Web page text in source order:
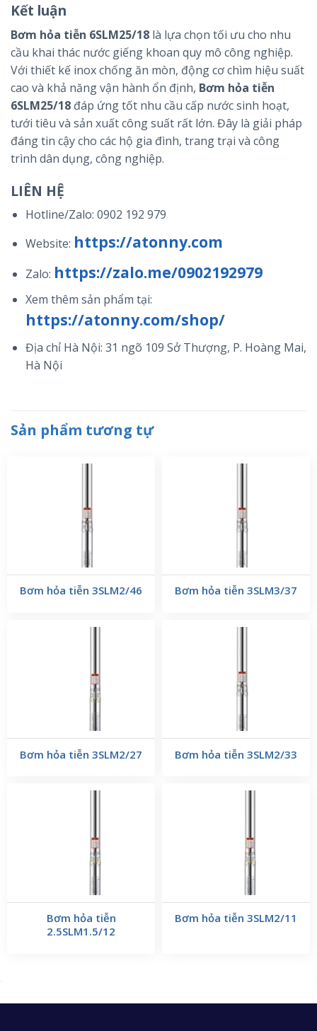
Kết luận
Bơm hỏa tiễn 6SLM25/18 là lựa chọn tối ưu cho nhu
cầu khai thác nước giếng khoan quy mô công nghiệp.
Với thiết kế inox chống ăn mòn, động cơ chìm hiệu suất
cao và khả năng vận hành ổn định, Bơm hỏa tiễn
6SLM25/18 đáp ứng tốt nhu cầu cấp nước sinh hoạt,
tưới tiêu và sản xuất công suất rất lớn. Đây là giải pháp
đáng tin cậy cho các hộ gia đình, trang trại và công
trình dân dụng, công nghiệp.
LIÊN HỆ
Hotline/Zalo: 0902 192 979
Website: https://atonny.com
Zalo: https://zalo.me/0902192979
Xem thêm sản phẩm tại:
https://atonny.com/shop/
Địa chỉ Hà Nội: 31 ngõ 109 Sở Thượng, P. Hoàng Mai,
Hà Nội
Sản phẩm tương tự
Bơm hỏa tiễn 3SLM2/46 Bơm hỏa tiễn 3SLM3/37
Bơm hỏa tiễn 3SLM2/27 Bơm hỏa tiễn 3SLM2/33
Bơm hỏa tiễn
2.5SLM1.5/12
Bơm hỏa tiễn 3SLM2/11